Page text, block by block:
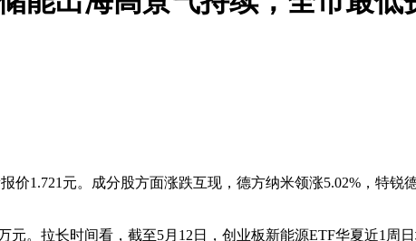
价1.721元。成分股方面涨跌互现，德方纳米领涨5.02%，特锐
元。拉长时间看，截至5月12日，创业板新能源ETF华夏近1周日